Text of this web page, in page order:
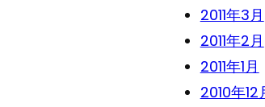
2011年3月
2011年2月
2011年1月
2010年12